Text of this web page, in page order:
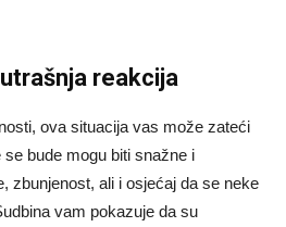
reakcija
ova situacija vas može zateći
bude mogu biti snažne i
zbunjenost, ali i osjećaj da se neke
vam pokazuje da su